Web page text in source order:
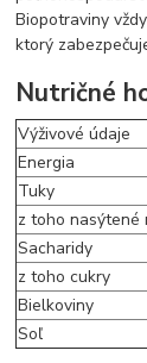
Biopotraviny
ktorý
Nutričné
Výživové údaje
Energia
Tuky
z toho nasýtené
Sacharidy
z toho cukry
Bielkoviny
Soľ